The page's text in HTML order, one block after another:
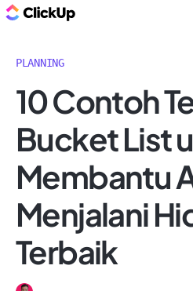
PLANNING
10 Contoh
Bucket List
Membantu
Menjalani
Terbaik